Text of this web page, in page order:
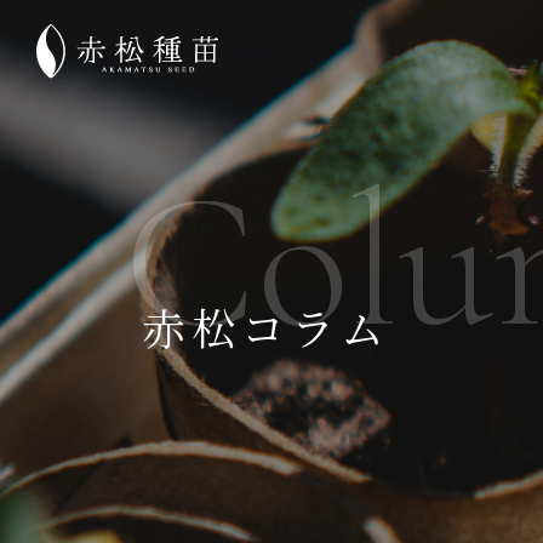
赤松コラム